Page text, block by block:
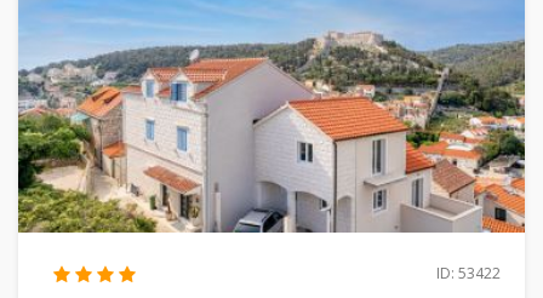
ID: 53422